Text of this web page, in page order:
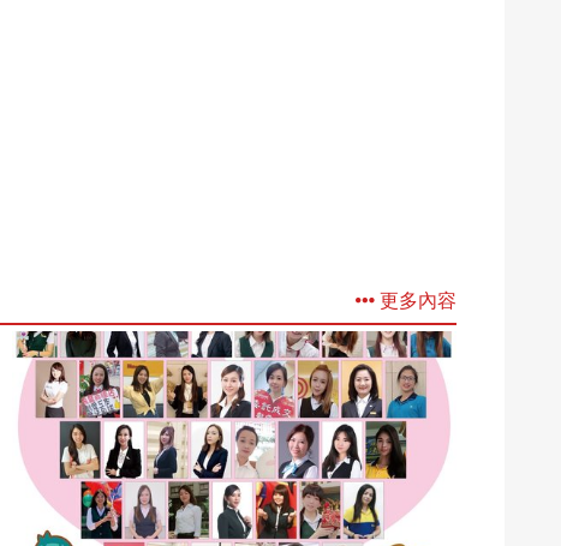
更多內容